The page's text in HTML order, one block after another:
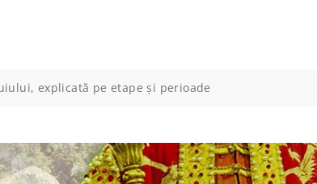
explicată pe etape și perioade